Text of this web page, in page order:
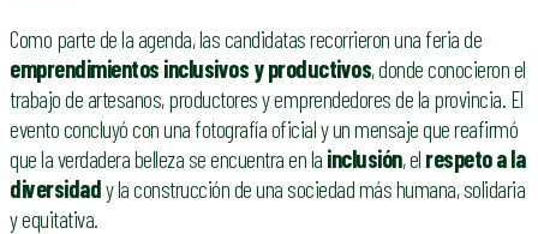
Como parte de la agenda, las candidatas recorrieron una feria de
emprendimientos inclusivos y productivos, donde conocieron el
trabajo de artesanos, productores y emprendedores de la provincia. El
evento concluyó con una fotografía oficial y un mensaje que reafirmó
que la verdadera belleza se encuentra en la inclusión, el respeto a la
diversidady la construcción de una sociedad más humana, solidaria
y equitativa.